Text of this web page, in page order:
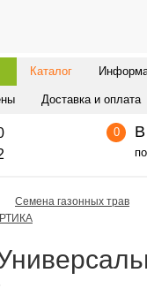
Каталог
Доставка и оплата
0 В
Семена газонных трав